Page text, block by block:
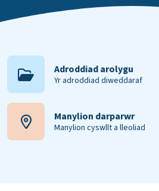
Adroddiad arolygu
Yr adroddiad diweddaraf
Manylion darparwr
Manylion cyswllt a lleoliad